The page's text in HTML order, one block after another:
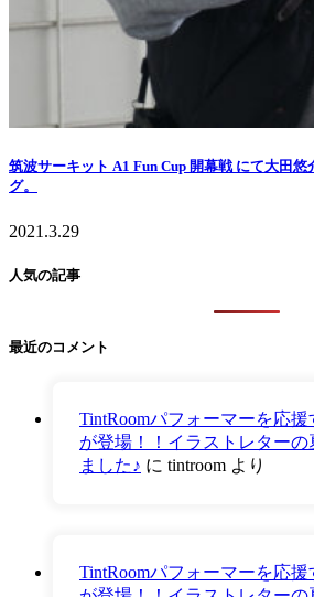
筑波サーキット A1 Fun Cup 開幕戦 にて大田
グ。
2021.3.29
人気の記事
最近のコメント
TintRoomパフォーマーを応
が登場！！イラストレター
ました♪ に tintroom より
TintRoomパフォーマーを応